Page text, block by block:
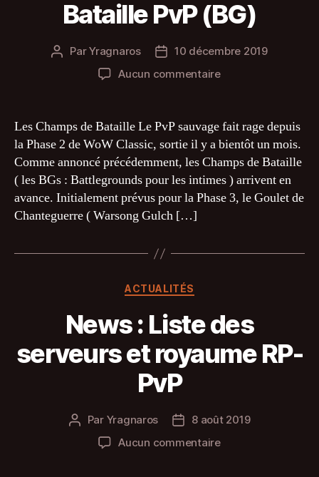
Bataille PvP (BG)
Auteur
ParYragnaros
Date10 décembre 2019
Aucun commentairesur
Champs
Bataille
PvP
(BG)
Les Champs de Bataille Le PvP sauvage fait rage depuis
la Phase 2 de WoW Classic, sortie il y a bientôt un mois.
Comme annoncé précédemment, les Champs de Bataille
( les BGs : Battlegrounds pour les intimes ) arrivent en
avance. Initialement prévus pour la Phase 3, le Goulet de
Chanteguerre ( Warsong Gulch […]
Catégories
ACTUALITÉS
News : Liste des
serveurs et royaume RP-
PvP
Auteur
l’article
Par Yragnaros
Date8 août 2019
Aucun commentairesur